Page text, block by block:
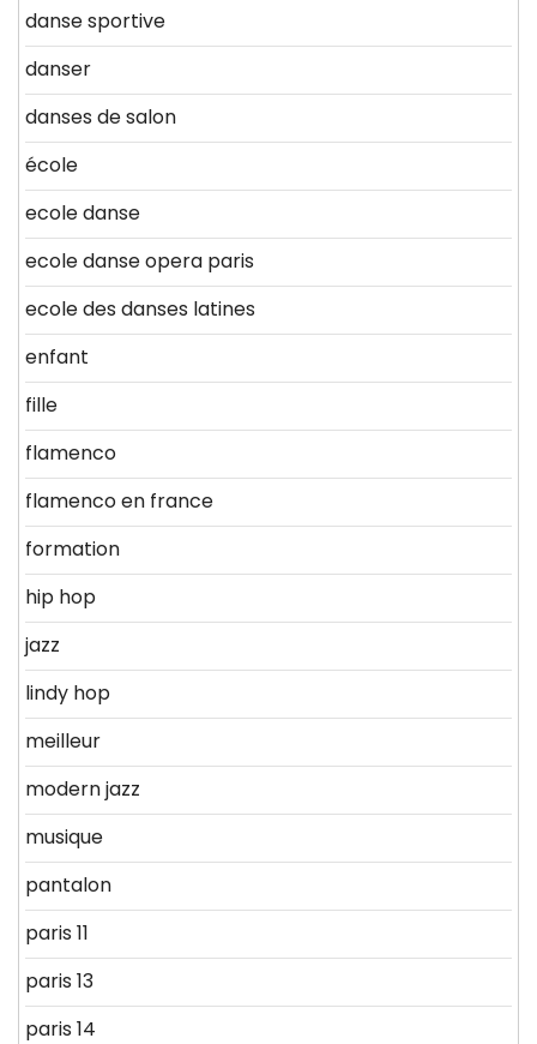
danse sportive
danser
danses de salon
école
ecole danse
ecole danse opera paris
ecole des danses latines
enfant
fille
flamenco
flamenco en france
formation
hip hop
jazz
lindy hop
meilleur
modern jazz
musique
pantalon
paris 11
paris 13
paris 14